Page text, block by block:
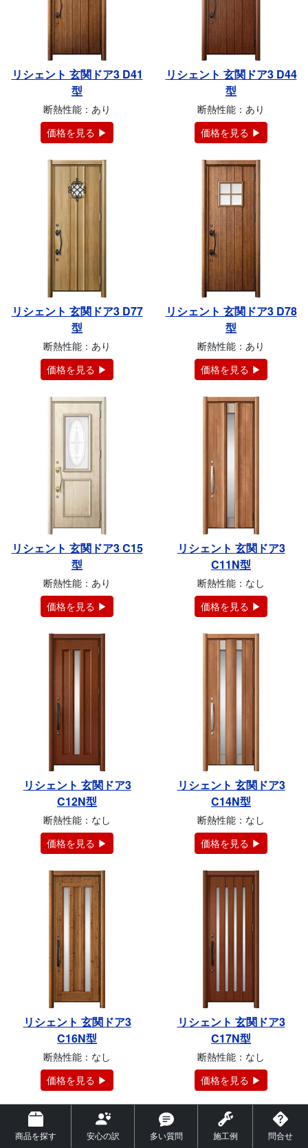
商品を探す 安心の訳 多い質問 施工例 問合せ
リシェント 玄関ドア3 D41
型
断熱性能：あり
価格を見る ▶
リシェント 玄関ドア3 D44
型
断熱性能：あり
価格を見る ▶
リシェント 玄関ドア3 D77
型
断熱性能：あり
価格を見る ▶
リシェント 玄関ドア3 D78
型
断熱性能：あり
価格を見る ▶
リシェント 玄関ドア3 C15
型
断熱性能：あり
価格を見る ▶
リシェント 玄関ドア3
C11N型
断熱性能：なし
価格を見る ▶
リシェント 玄関ドア3
C12N型
断熱性能：なし
価格を見る ▶
リシェント 玄関ドア3
C14N型
断熱性能：なし
価格を見る ▶
リシェント 玄関ドア3
C16N型
断熱性能：なし
価格を見る ▶
リシェント 玄関ドア3
C17N型
断熱性能：なし
価格を見る ▶